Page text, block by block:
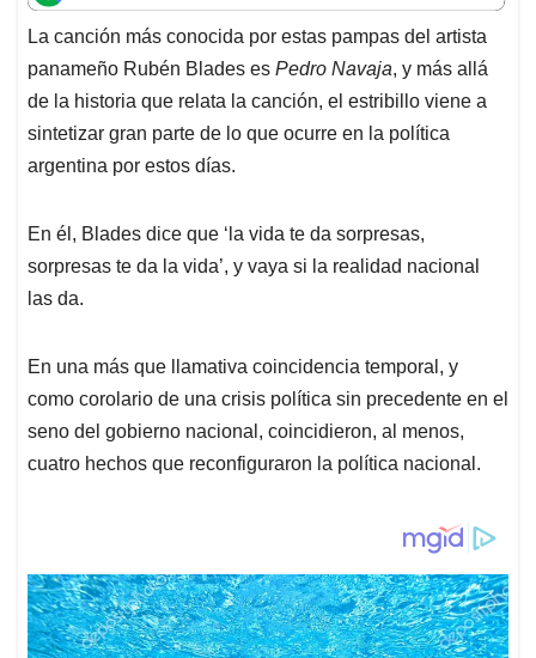
t
s
A
p
p
e
b
o
o
k
k
e
d
I
n
i
l
e
a
d
s
La canción más conocida por estas pampas del artista
panameño Rubén Blades es Pedro Navaja, y más allá
de la historia que relata la canción, el estribillo viene a
sintetizar gran parte de lo que ocurre en la política
argentina por estos días.
En él, Blades dice que ‘la vida te da sorpresas,
sorpresas te da la vida’, y vaya si la realidad nacional
las da.
En una más que llamativa coincidencia temporal, y
como corolario de una crisis política sin precedente en el
seno del gobierno nacional, coincidieron, al menos,
cuatro hechos que reconfiguraron la política nacional.